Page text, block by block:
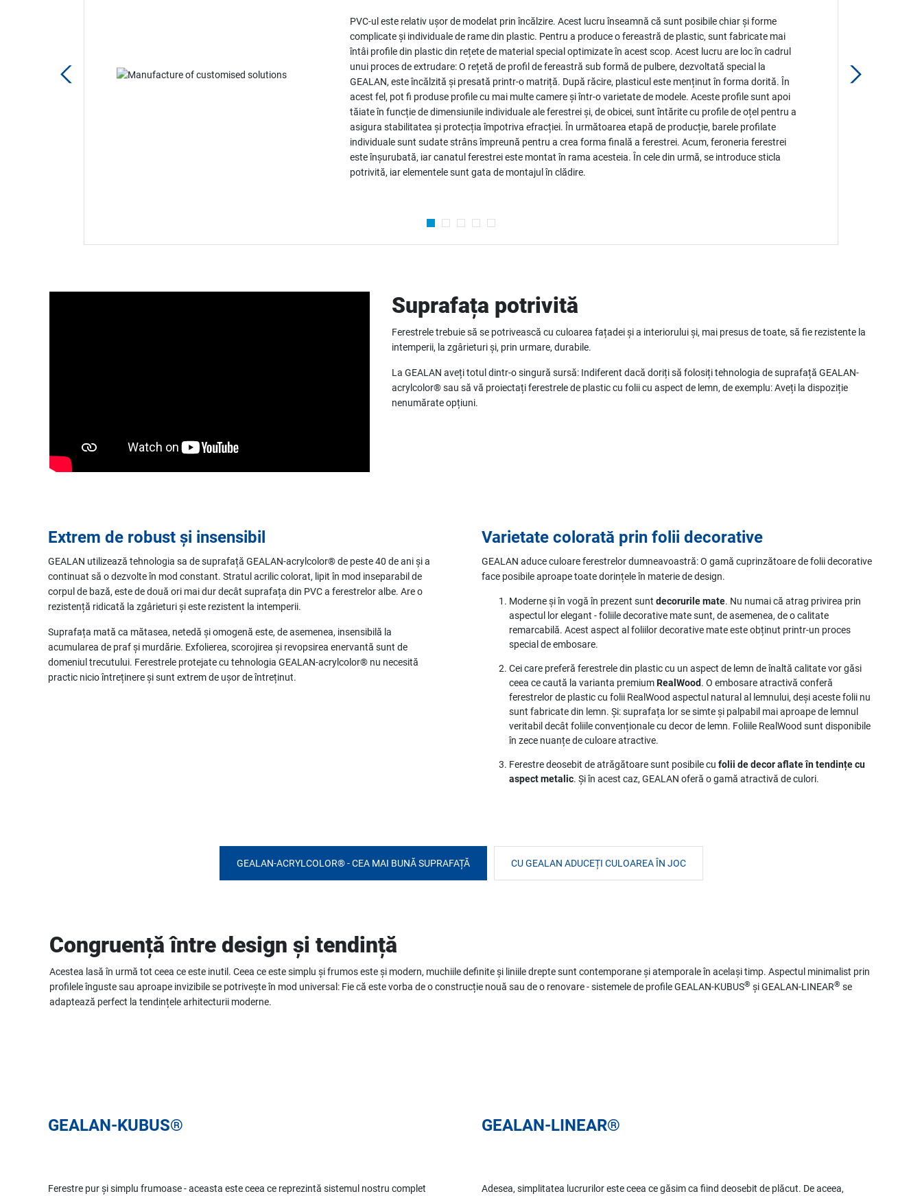
PVC-ul este relativ ușor de modelat prin încălzire. Acest lucru înseamnă că sunt posibile chiar și forme
complicate și individuale de rame din plastic. Pentru a produce o fereastră de plastic, sunt fabricate mai
întâi profile din plastic din rețete de material special optimizate în acest scop. Acest lucru are loc în cadrul
unui proces de extrudare: O rețetă de profil de fereastră sub formă de pulbere, dezvoltată special la
GEALAN, este încălzită și presată printr-o matriță. După răcire, plasticul este menținut în forma dorită. În
acest fel, pot fi produse profile cu mai multe camere și într-o varietate de modele. Aceste profile sunt apoi
tăiate în funcție de dimensiunile individuale ale ferestrei și, de obicei, sunt întărite cu profile de oțel pentru a
asigura stabilitatea și protecția împotriva efracției. În următoarea etapă de producție, barele profilate
individuale sunt sudate strâns împreună pentru a crea forma finală a ferestrei. Acum, feroneria ferestrei
este înșurubată, iar canatul ferestrei este montat în rama acesteia. În cele din urmă, se introduce sticla
potrivită, iar elementele sunt gata de montajul în clădire.
Suprafața potrivită
Ferestrele trebuie să se potrivească cu culoarea fațadei și a interiorului și, mai presus de toate, să fie rezistente la
intemperii, la zgârieturi și, prin urmare, durabile.
La GEALAN aveți totul dintr-o singură sursă: Indiferent dacă doriți să folosiți tehnologia de suprafață GEALAN-
acrylcolor® sau să vă proiectați ferestrele de plastic cu folii cu aspect de lemn, de exemplu: Aveți la dispoziție
nenumărate opțiuni.
Extrem de robust și insensibil
GEALAN utilizează tehnologia sa de suprafață GEALAN-acrylcolor® de peste 40 de ani și a
continuat să o dezvolte în mod constant. Stratul acrilic colorat, lipit în mod inseparabil de
corpul de bază, este de două ori mai dur decât suprafața din PVC a ferestrelor albe. Are o
rezistență ridicată la zgârieturi și este rezistent la intemperii.
Suprafața mată ca mătasea, netedă și omogenă este, de asemenea, insensibilă la
acumularea de praf și murdărie. Exfolierea, scorojirea și revopsirea enervantă sunt de
domeniul trecutului. Ferestrele protejate cu tehnologia GEALAN-acrylcolor® nu necesită
practic nicio întreținere și sunt extrem de ușor de întreținut.
Varietate colorată prin folii decorative
GEALAN aduce culoare ferestrelor dumneavoastră: O gamă cuprinzătoare de folii decorative
face posibile aproape toate dorințele în materie de design.
Moderne și în vogă în prezent sunt decorurile mate. Nu numai că atrag privirea prin
aspectul lor elegant - foliile decorative mate sunt, de asemenea, de o calitate
remarcabilă. Acest aspect al foliilor decorative mate este obținut printr-un proces
special de embosare.
Cei care preferă ferestrele din plastic cu un aspect de lemn de înaltă calitate vor găsi
ceea ce caută la varianta premiumRealWood. O embosare atractivă conferă
ferestrelor de plastic cu folii RealWood aspectul natural al lemnului, deși aceste folii nu
sunt fabricate din lemn. Și: suprafața lor se simte și palpabil mai aproape de lemnul
veritabil decât foliile convenționale cu decor de lemn. Foliile RealWood sunt disponibile
în zece nuanțe de culoare atractive.
Ferestre deosebit de atrăgătoare sunt posibile cu folii de decor aflate în tendințe cu
aspect metalic. Și în acest caz, GEALAN oferă o gamă atractivă de culori.
GEALAN-ACRYLCOLOR® - CEA MAI BUNĂ SUPRAFAȚĂ CU GEALAN ADUCEȚI CULOAREA ÎN JOC
Congruență între design și tendință
Acestea lasă în urmă tot ceea ce este inutil. Ceea ce este simplu și frumos este și modern, muchiile definite și liniile drepte sunt contemporane și atemporale în același timp. Aspectul minimalist prin
profilele înguste sau aproape invizibile se potrivește în mod universal: Fie că este vorba de o construcție nouă sau de o renovare - sistemele de profile GEALAN-KUBUS® și GEALAN-LINEAR® se
adaptează perfect la tendințele arhitecturii moderne.
GEALAN-KUBUS®
Ferestre pur și simplu frumoase - aceasta este ceea ce reprezintă sistemul nostru complet
GEALAN-LINEAR®
Adesea, simplitatea lucrurilor este ceea ce găsim ca fiind deosebit de plăcut. De aceea,